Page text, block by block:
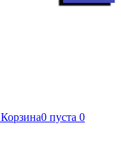
Корзина0 пуста 0